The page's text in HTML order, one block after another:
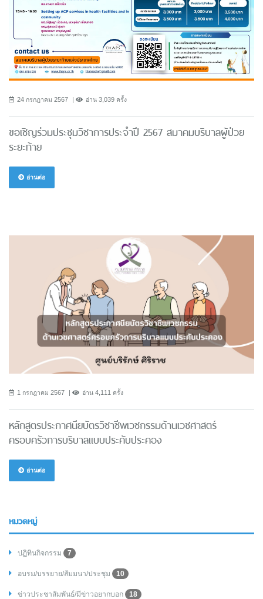
24 กรกฎาคม 2567 อ่าน 3,039 ครั้ง
ขอเชิญร่วมประชุมวิชาการประจำปี 2567 สมาคมบริบาลผู้ป่วย
ระยะท้าย
อ่านต่อ
1 กรกฎาคม 2567 อ่าน 4,111 ครั้ง
หลักสูตรประกาศนียบัตรวิชาชีพเวชกรรมด้านเวชศาสตร์
ครอบครัวการบริบาลแบบประคับประคอง
อ่านต่อ
หมวดหมู่
ปฏิทินกิจกรรม 7
อบรม/บรรยาย/สัมมนา/ประชุม 10
ข่าวประชาสัมพันธ์/มีข่าวอยากบอก 18